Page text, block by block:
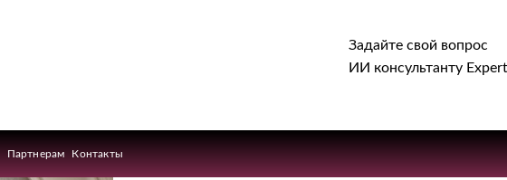
Задайте свой вопрос
ИИ консультанту
Партнерам Контакты